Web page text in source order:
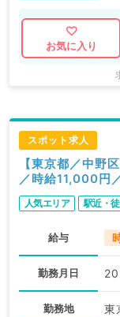
お気に入り
スポット求人
【東京都／中
／時給11,000円
人気エリア 駅近・
給与
勤務月日
勤務地 東